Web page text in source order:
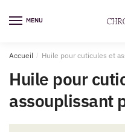
navigation
MENU
Accueil / Huile pour cuticules et
Huile pour
assouplissant